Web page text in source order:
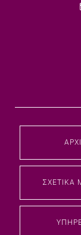
ΣΧΕΤΙΚΆ